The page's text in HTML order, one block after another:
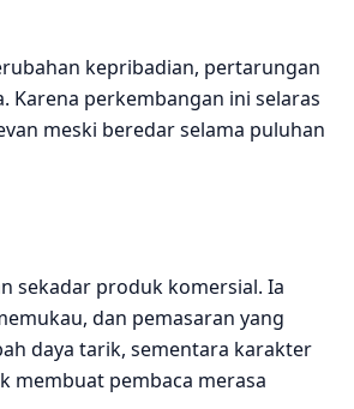
kepribadian, pertarungan
Karena perkembangan ini selaras
meski beredar selama puluhan
sekadar produk komersial. Ia
dan pemasaran yang
daya tarik, sementara karakter
membuat pembaca merasa